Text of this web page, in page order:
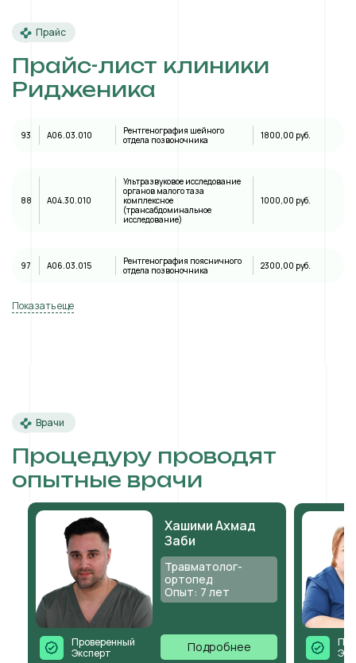
Прайс
Прайс-лист клиники
Ридженика
93 A06.03.010
Рентгенография шейного
отдела позвоночника
1800,00 руб.
88 А04.30.010
Ультразвуковое исследование
органов малого таза
комплексное
(трансабдоминальное
исследование)
1000,00 руб.
97 A06.03.015
Рентгенография поясничного
отдела позвоночника
2300,00 руб.
Показать еще
Врачи
Процедуру проводят
опытные врачи
Проверенный
Эксперт
Хашими Ахмад
Заби
Травматолог-
ортопед
Опыт: 7 лет
Подробнее